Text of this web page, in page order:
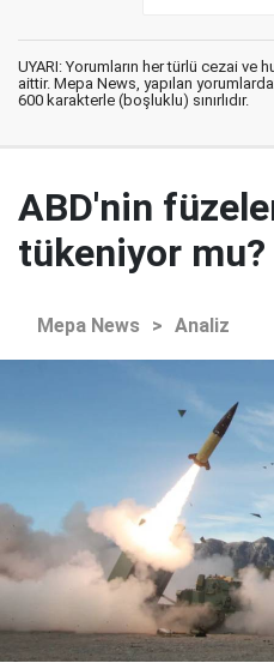
UYARI: Yorumların her türlü cezai ve
aittir. Mepa News, yapılan
600 karakterle (boşluklu) sınırlıdır.
ABD'nin
tükeniyor mu?
Mepa News > Analiz